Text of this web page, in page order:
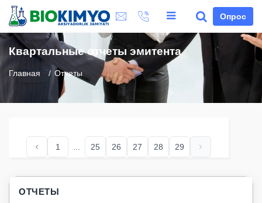
Опрос
Квартальные отчеты эмитента
Главная Отчеты
1 25 26 27 28 29
ОТЧЕТЫ